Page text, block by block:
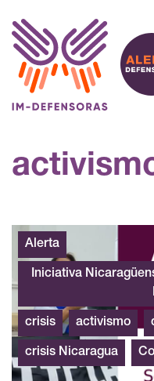
Maria Esperanza Sánchez
Alerta
Iniciativa
crisis activismo
crisis Nicaragua